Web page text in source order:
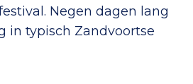
Negen dagen lang
in typisch Zandvoortse